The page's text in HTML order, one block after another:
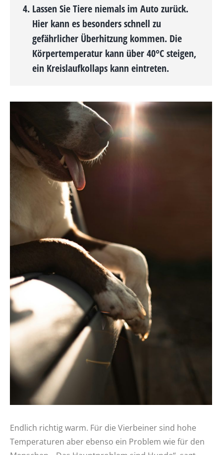
Lassen Sie Tiere niemals im Auto zurück.
Hier kann es besonders schnell zu
gefährlicher Überhitzung kommen. Die
Körpertemperatur kann über 40°C steigen,
ein Kreislaufkollaps kann eintreten.
Endlich richtig warm. Für die Vierbeiner sind hohe
Temperaturen aber ebenso ein Problem wie für den